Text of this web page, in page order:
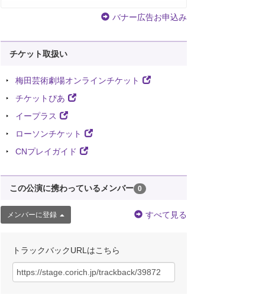
バナー広告お申込み
チケット取扱い
梅田芸術劇場オンラインチケット
チケットぴあ
イープラス
ローソンチケット
CNプレイガイド
この公演に携わっているメンバー 0
メンバーに登録 すべて見る
トラックバックURLはこちら